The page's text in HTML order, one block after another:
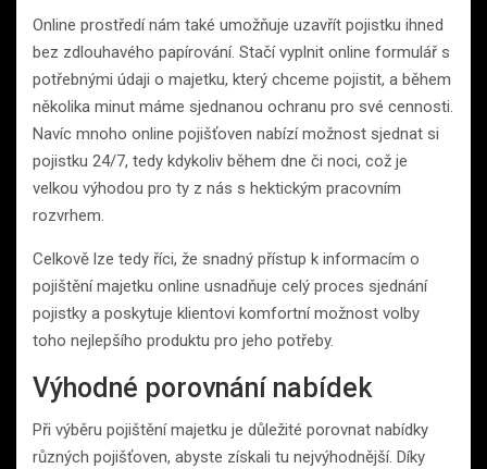
Online prostředí nám také umožňuje uzavřít pojistku ihned
bez zdlouhavého papírování. Stačí vyplnit online formulář s
potřebnými údaji o majetku, který chceme pojistit, a během
několika minut máme sjednanou ochranu pro své cennosti.
Navíc mnoho online pojišťoven nabízí možnost sjednat si
pojistku 24/7, tedy kdykoliv během dne či noci, což je
velkou výhodou pro ty z nás s hektickým pracovním
rozvrhem.
Celkově lze tedy říci, že snadný přístup k informacím o
pojištění majetku online usnadňuje celý proces sjednání
pojistky a poskytuje klientovi komfortní možnost volby
toho nejlepšího produktu pro jeho potřeby.
Výhodné porovnání nabídek
Při výběru pojištění majetku je důležité porovnat nabídky
různých pojišťoven, abyste získali tu nejvýhodnější. Díky